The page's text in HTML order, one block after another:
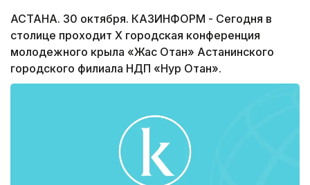
АСТАНА. 30 октября. КАЗИНФОРМ - Сегодня в
столице проходит Х городская конференция
молодежного крыла «Жас Отан» Астанинского
городского филиала НДП «Нур Отан».